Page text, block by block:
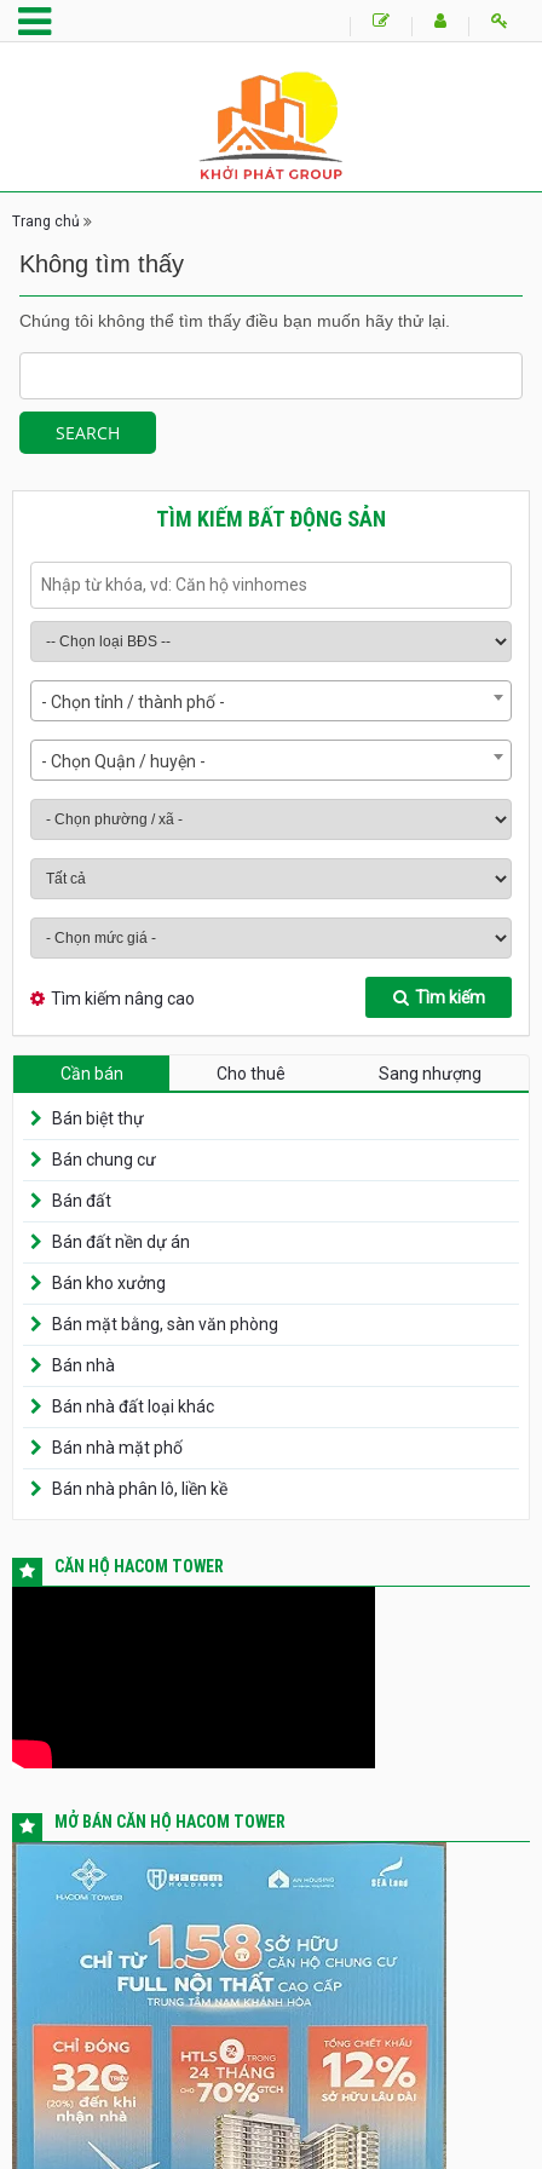
Trang chủ
Không tìm thấy
Chúng tôi không thể tìm thấy điều bạn muốn hãy thử lại.
TÌM KIẾM BẤT ĐỘNG SẢN
- Chọn tỉnh / thành phố -
- Chọn Quận / huyện -
Tìm kiếm nâng cao Tìm kiếm
Cần bán Cho thuê Sang nhượng
Bán biệt thự
Bán chung cư
Bán đất
Bán đất nền dự án
Bán kho xưởng
Bán mặt bằng, sàn văn phòng
Bán nhà
Bán nhà đất loại khác
Bán nhà mặt phố
Bán nhà phân lô, liền kề
CĂN HỘ HACOM TOWER
MỞ BÁN CĂN HỘ HACOM TOWER